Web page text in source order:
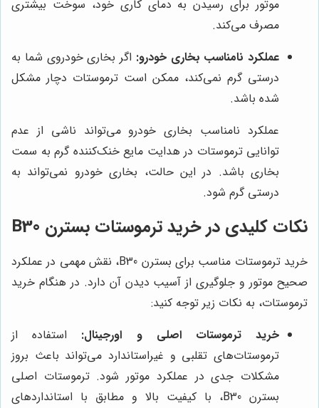
موتور برای رسیدن به دمای کاری خود، سوخت بیشتری
مصرف می‌کند.
عملکرد نامناسب بخاری خودرو: اگر بخاری خودروی شما به
درستی گرم نمی‌کند، ممکن است ترموستات دچار مشکل
شده باشد.
عملکرد نامناسب بخاری خودرو می‌تواند ناشی از عدم
توانایی ترموستات در هدایت مایع خنک‌کننده گرم به سمت
بخاری باشد. در این حالت، بخاری خودرو نمی‌تواند به
درستی گرم شود.
نکات کلیدی در خرید ترموستات بسترن B30
خرید ترموستات مناسب برای بسترن B30، نقش مهمی در عملکرد
صحیح موتور و جلوگیری از آسیب دیدن آن دارد. در هنگام خرید
ترموستات، به نکات زیر توجه کنید:
خرید ترموستات اصلی و اورجینال: استفاده از
ترموستات‌های تقلبی و غیراستاندارد می‌تواند باعث بروز
مشکلات جدی در عملکرد موتور شود. ترموستات اصلی
بسترن B30، با کیفیت بالا و مطابق با استانداردهای